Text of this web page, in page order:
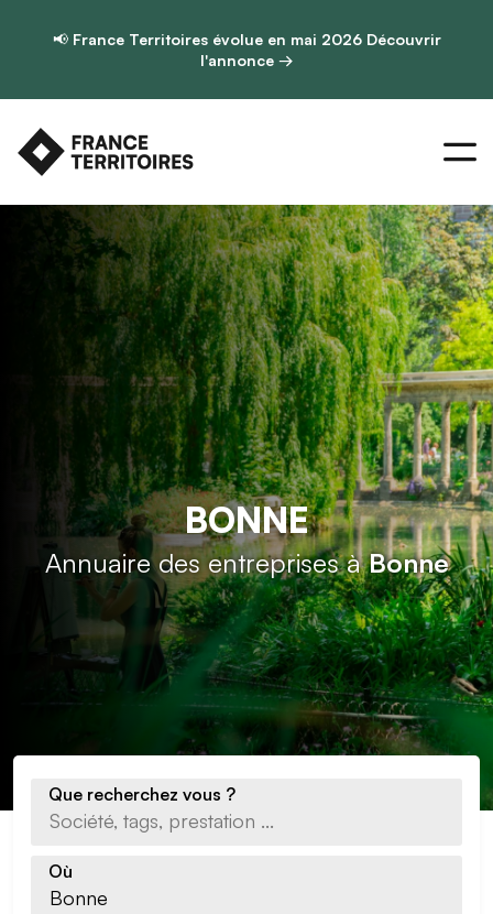
📢 France Territoires évolue en mai 2026 Découvrir
l'annonce →
BONNE
Annuaire des entreprises àBonne
Que recherchez vous ?
Où